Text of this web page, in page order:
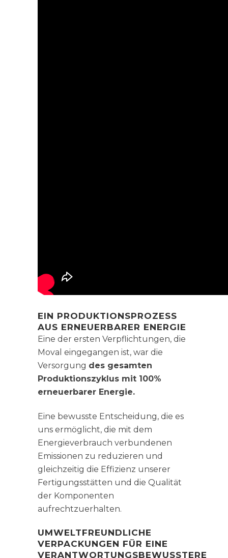
EIN PRODUKTIONSPROZESS
AUS ERNEUERBARER ENERGIE
Eine der ersten Verpflichtungen, die
Moval eingegangen ist, war die
Versorgung des gesamten
Produktionszyklus mit 100%
erneuerbarer Energie.
Eine bewusste Entscheidung, die es
uns ermöglicht, die mit dem
Energieverbrauch verbundenen
Emissionen zu reduzieren und
gleichzeitig die Effizienz unserer
Fertigungsstätten und die Qualität
der Komponenten
aufrechtzuerhalten.
UMWELTFREUNDLICHE
VERPACKUNGEN FÜR EINE
VERANTWORTUNGSBEWUSSTERE